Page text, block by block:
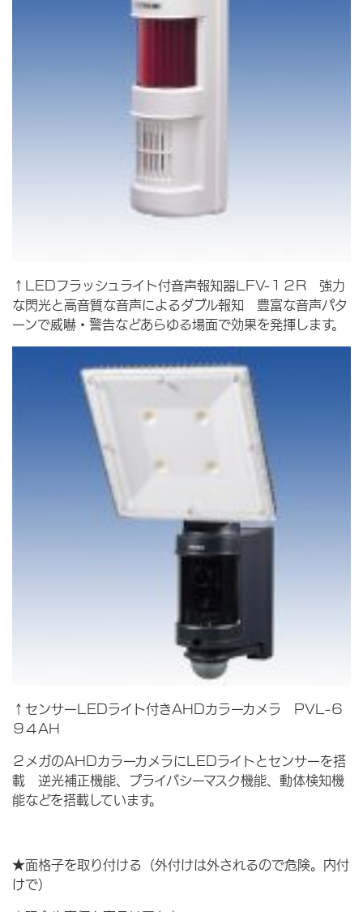
↑LEDフラッシュライト付音声報知器LFV-１２R 強力
な閃光と高音質な音声によるダブル報知 豊富な音声パタ
ーンで威嚇・警告などあらゆる場面で効果を発揮します。
↑センサーLEDライト付きAHDカラーカメラ PVL-６
９４AH
２メガのAHDカラーカメラにLEDライトとセンサーを搭
載 逆光補正機能、プライバシーマスク機能、動体検知機
能などを搭載しています。
★面格子を取り付ける（外付けは外されるので危険。内付
けで）